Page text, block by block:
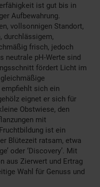
ist gut bis in
Aufbewahrung.
vollsonnigen Standort,
durchlässigem,
frisch, jedoch
neutrale pH-Werte sind
fördert Licht im
sich ein
eignet er sich für
Obstwiese, den
mit
ist ein
Blütezeit ratsam, etwa
oder ‘Discovery’. Mit
aus Zierwert und Ertrag
Wahl für Genuss und